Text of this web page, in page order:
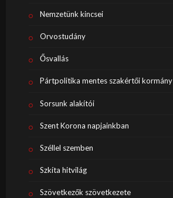
Nemzetünk kincsei
Orvostudány
Ősvallás
Pártpolitika mentes szakértői kormány
Sorsunk alakítói
Szent Korona napjainkban
Széllel szemben
Szkíta hitvilág
Szövetkezők szövetkezete